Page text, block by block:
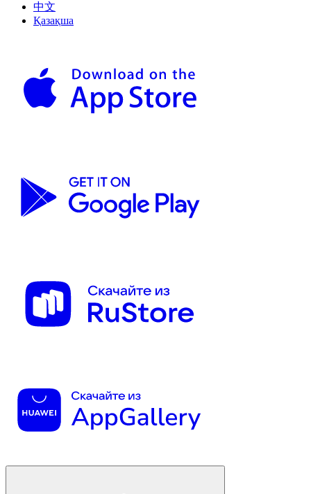
中文
Қазақша